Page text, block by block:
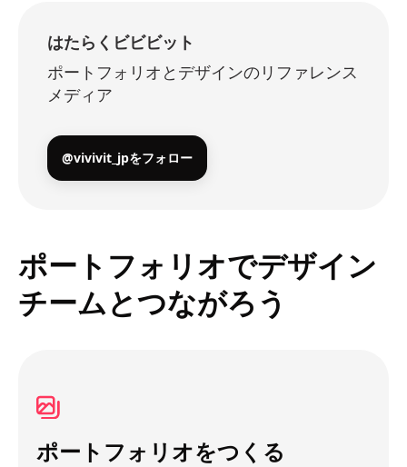
はたらくビビビット
ポートフォリオとデザインのリファレンス
メディア
@vivivit_jpをフォロー
ポートフォリオでデザイン
チームとつながろう
ポートフォリオをつくる